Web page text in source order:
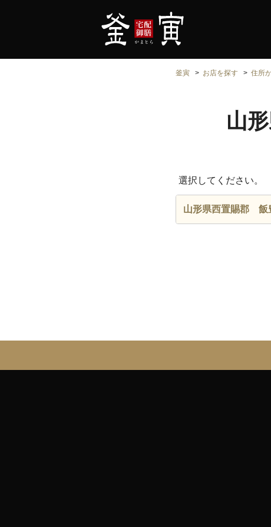
釜寅 お店を探す 住所
山
選択してください。
山形県西置賜郡 飯